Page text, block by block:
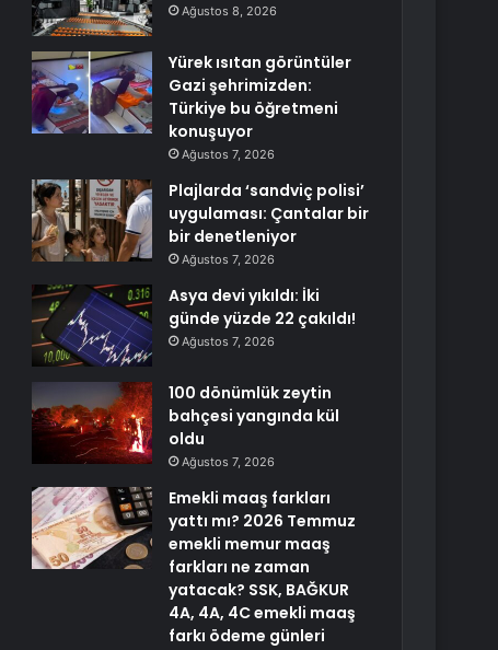
Ağustos 8, 2026
Yürek ısıtan görüntüler
Gazi şehrimizden:
Türkiye bu öğretmeni
konuşuyor
Ağustos 7, 2026
Plajlarda ‘sandviç polisi’
uygulaması: Çantalar bir
bir denetleniyor
Ağustos 7, 2026
Asya devi yıkıldı: İki
günde yüzde 22 çakıldı!
Ağustos 7, 2026
100 dönümlük zeytin
bahçesi yangında kül
oldu
Ağustos 7, 2026
Emekli maaş farkları
yattı mı? 2026 Temmuz
emekli memur maaş
farkları ne zaman
yatacak? SSK, BAĞKUR
4A, 4A, 4C emekli maaş
farkı ödeme günleri